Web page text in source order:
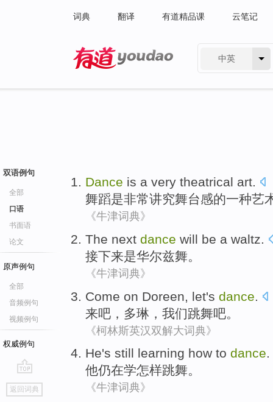
词典 翻译 有道精品课 云笔记
中英
双语例句
全部
口语
书面语
论文
原声例句
全部
音频例句
视频例句
权威例句
go
top
返回词典
Dance is a very theatrical art.
舞蹈是非常讲究舞台感的一种艺
《牛津词典》
The next dance will be a waltz.
接下来是华尔兹舞。
《牛津词典》
Come on Doreen let's dance
来吧 ， 多琳 ， 我们跳舞吧。
《柯林斯英汉双解大词典》
He's still learning how to dance.
他仍在学怎样跳舞。
《牛津词典》